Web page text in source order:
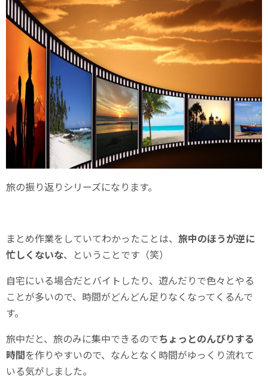
旅の振り返りシリーズになります。
まとめ作業をしていてわかったことは、 旅中のほうが逆に
忙しくないな、ということです（笑）
自宅にいる場合だとバイトしたり、遊んだりで色々とやる
ことが多いので、時間がどんどん足りなくなってくるんで
す。
旅中だと、旅のみに集中できるのでちょっとのんびりする
時間を作りやすいので、なんとなく時間がゆっくり流れて
いる気がしました。